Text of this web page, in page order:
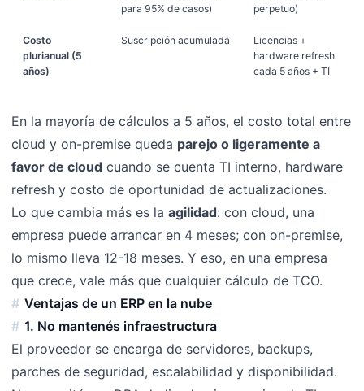
para 95% de casos)
perpetuo)
Costo
plurianual (5
años)
Suscripción acumulada
Licencias +
hardware refresh
cada 5 años + TI
En la mayoría de cálculos a 5 años, el costo total entre
cloud y on-premise queda parejo o ligeramente a
favor de cloud cuando se cuenta TI interno, hardware
refresh y costo de oportunidad de actualizaciones.
Lo que cambia más es la agilidad: con cloud, una
empresa puede arrancar en 4 meses; con on-premise,
lo mismo lleva 12-18 meses. Y eso, en una empresa
que crece, vale más que cualquier cálculo de TCO.
Ventajas de un ERP en la nube
1. No mantenés infraestructura
El proveedor se encarga de servidores, backups,
parches de seguridad, escalabilidad y disponibilidad.